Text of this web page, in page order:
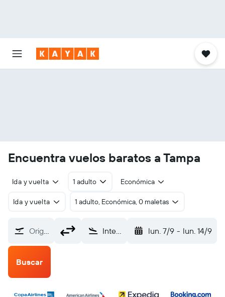
Encuentra vuelos baratos a Tampa
Ida y vuelta 1 adulto Económica
Ida y vuelta 1 adulto, Económica, 0 maletas
Origen Internacional de Tampa (TPA) lun. 7/9 - lun. 14/9
Buscar